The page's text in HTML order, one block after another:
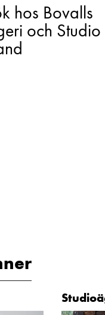
hos Bovalls
och Studio